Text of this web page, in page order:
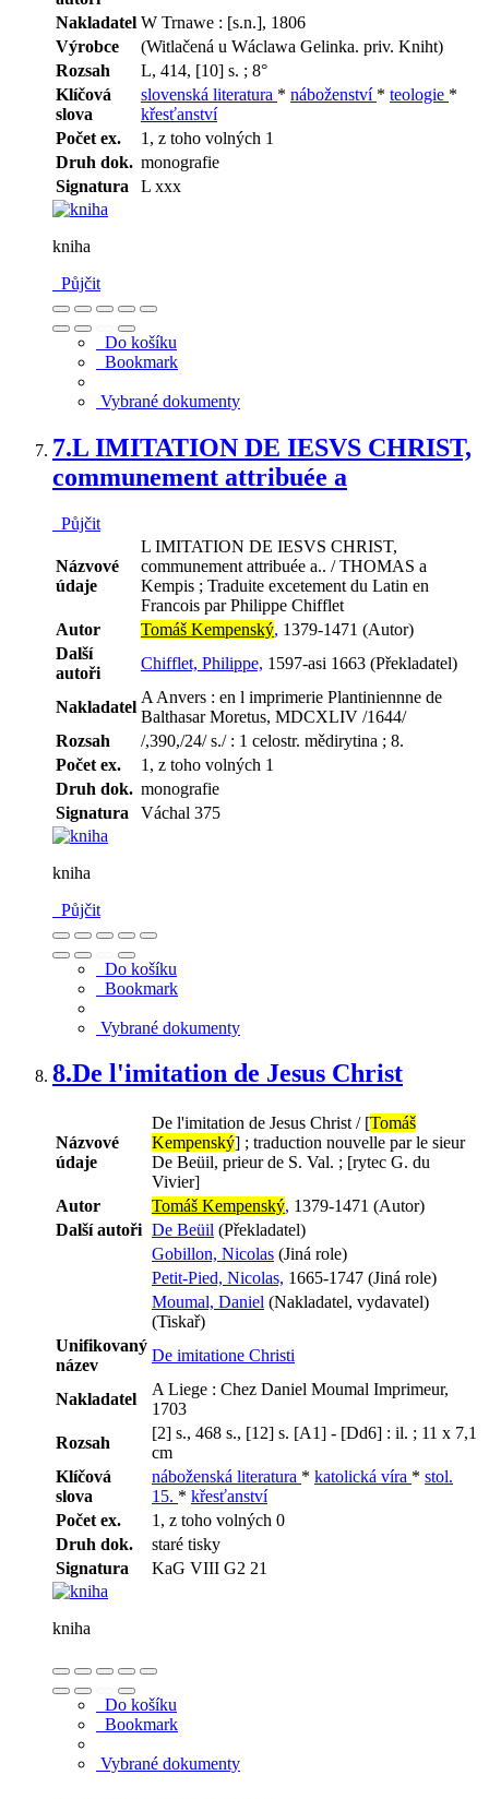
Nakladatel W Trnawe : [s.n.], 1806
Výrobce
(Witlačená u Wáclawa Gelinka. priv. Kniht)
Rozsah
L, 414, [10] s. ; 8°
Klíčová
slova
slovenská literatura * náboženství * teologie *
křesťanství
Počet ex.
1, z toho volných 1
Druh dok. monografie
Signatura
L xxx
kniha
Půjčit
Do košíku
Bookmark
Vybrané dokumenty
7.L IMITATION DE IESVS CHRIST,
communement attribuée a
Půjčit
Názvové
údaje
L IMITATION DE IESVS CHRIST,
communement attribuée a.. / THOMAS a
Kempis ; Traduite excetement du Latin en
Francois par Philippe Chifflet
Autor
Tomáš Kempenský, 1379-1471 (Autor)
Další
autoři
Chifflet, Philippe, 1597-asi 1663 (Překladatel)
Nakladatel
A Anvers : en l imprimerie Plantiniennne de
Balthasar Moretus, MDCXLIV /1644/
Rozsah
/,390,/24/ s./ : 1 celostr. mědirytina ; 8.
Počet ex.
1, z toho volných 1
Druh dok. monografie
Signatura
Váchal 375
kniha
Půjčit
Do košíku
Bookmark
Vybrané dokumenty
8.De l'imitation de Jesus Christ
Názvové
údaje
De l'imitation de Jesus Christ / [Tomáš
Kempenský] ; traduction nouvelle par le sieur
De Beüil, prieur de S. Val. ; [rytec G. du
Vivier]
Autor
Tomáš Kempenský, 1379-1471 (Autor)
Další autoři De Beüil (Překladatel)
Gobillon, Nicolas (Jiná role)
Petit-Pied, Nicolas, 1665-1747 (Jiná role)
Moumal, Daniel (Nakladatel, vydavatel)
(Tiskař)
Unifikovaný
název
De imitatione Christi
Nakladatel
A Liege : Chez Daniel Moumal Imprimeur,
1703
Rozsah
[2] s., 468 s., [12] s. [A1] - [Dd6] : il. ; 11 x 7,1
cm
Klíčová
slova
náboženská literatura * katolická víra * stol.
15. * křesťanství
Počet ex.
1, z toho volných 0
Druh dok.
staré tisky
Signatura
KaG VIII G2 21
kniha
Do košíku
Bookmark
Vybrané dokumenty